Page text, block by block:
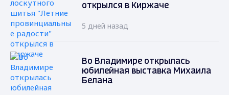
открылся в Киржаче
5 дней назад
Во Владимире открылась
юбилейная выставка Михаила
Белана